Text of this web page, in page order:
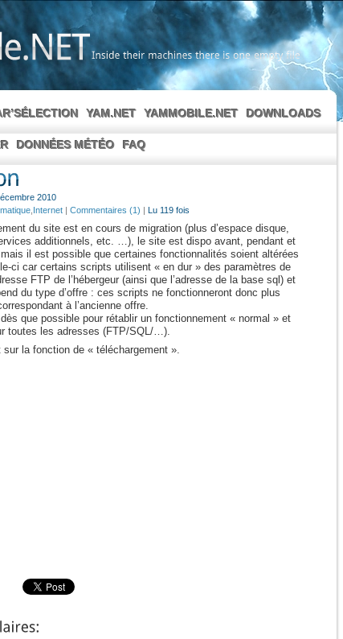
DONNÉES MÉTÉO FAQ
YAM.NET YAMMOBILE.NET DOWNLOADS
2010
Internet | Commentaires (1) | Lu 119 fois
du site est en cours de migration (plus d’espace disque,
additionnels, etc. …), le site est dispo avant, pendant et
il est possible que certaines fonctionnalités soient altérées
ci car certains scripts utilisent « en dur » des paramètres de
FTP de l’hébergeur (ainsi que l’adresse de la base sql) et
du type d’offre : ces scripts ne fonctionneront donc plus
à l’ancienne offre.
que possible pour rétablir un fonctionnement « normal » et
toutes les adresses (FTP/SQL/…).
sur la fonction de « téléchargement ».